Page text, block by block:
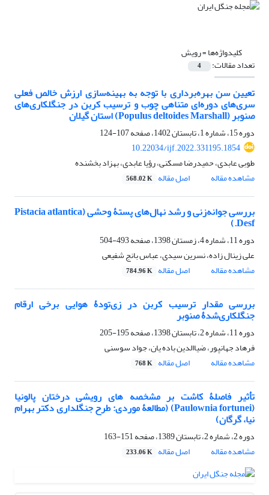
کلیدواژه‌ها =رویش
تعداد مقالات: 4
تعیین سن بهره‌برداری با توجه به بهینه‌سازی ارزش خالص فعلی
سری‌های دوره‌ای متناهی چوب و ترسیب کربن در جنگلکاری‌های
صنوبر (Populus deltoides Marshall) استان گیلان
دوره 15، شماره 1، تابستان 1402، صفحه
107-124
10.22034/ijf.2022.331195.1854
طوبی عابدی، حمیدرضا مسکنی، رؤیا عابدی، بهزاد بخشنده
مشاهده مقاله
اصل مقاله 568.02 K
بررسی جوانه‌زنی و رشد نهال‌های پستۀ وحشی (Pistacia atlantica
Desf.)
دوره 11، شماره 4، زمستان 1398، صفحه
493-504
علی زینال زاده، نسرین سیدی، عباس بانج شفیعی
مشاهده مقاله
اصل مقاله 784.96 K
بررسی مقدار ترسیب ‌کربن در زی‌تودۀ هوایی برخی ارقام
جنگلکاری‌شدۀ صنوبر
دوره 11، شماره 2، تابستان 1398، صفحه
195-205
فرهاد جهانپور، ضیاالدین باده یان، جواد سوسنی
مشاهده مقاله
اصل مقاله 768 K
تأثیر فاصلۀ کاشت بر مشخصه های رویشی درختان پالونیا
(Paulownia fortunei) (مطالعۀ موردی: طرح جنگلداری دکتر بهرام
نیا، گرگان)
دوره 2، شماره 2، تابستان 1389، صفحه
151-163
مشاهده مقاله
اصل مقاله 233.06 K